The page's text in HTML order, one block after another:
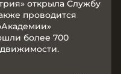
открыла Службу
проводится
более 700